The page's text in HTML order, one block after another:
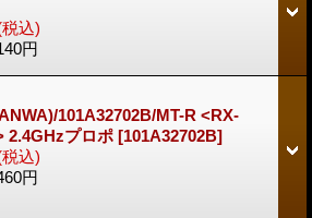
税込)
円
101A32702B/MT-R <RX-
2.4GHzプロポ [101A32702B]
税込)
円